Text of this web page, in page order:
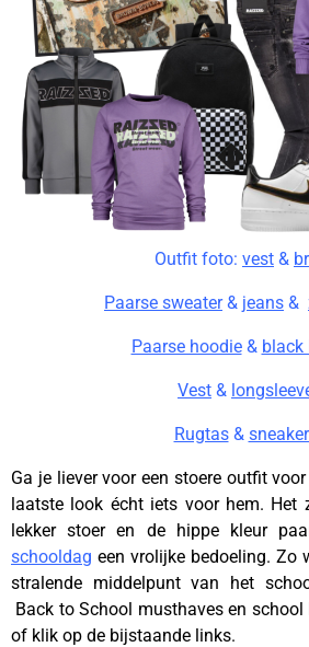
Outfit foto: vest &
Paarse sweater& jeans &
Paarse hoodie& black
Vest &
Rugtas&
Ga je liever voor een stoere outfit
laatste look écht iets voor hem. Het
lekker stoer en de hippe kleur
schooldag een vrolijke bedoeling. Zo
stralende middelpunt van het
Back to School musthaves en school
of klik op de bijstaande links.